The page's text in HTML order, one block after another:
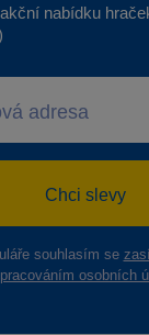
nabídku
Chci slevy
souhlasím se
osobních